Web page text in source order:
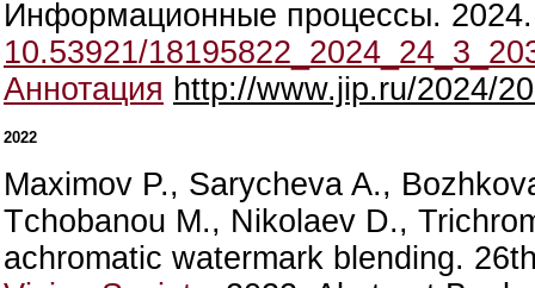
Информационные процессы.
10.53921/
Аннотация http://www.jip.ru/2024/
2022
Maximov P., Sarycheva A.,
Tсhobanou M., Nikolaev D.,
achromatic watermark blending.